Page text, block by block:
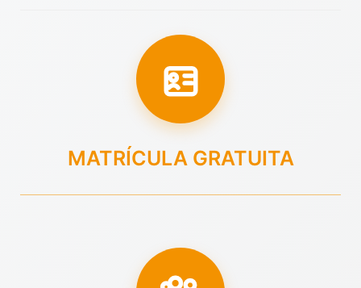
MATRÍCULA GRATUITA